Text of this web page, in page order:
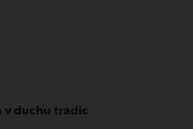
v duchu tradic